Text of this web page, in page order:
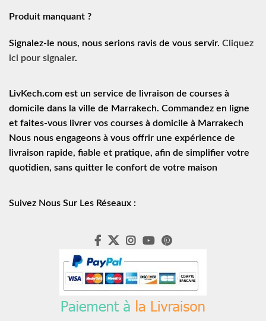
Produit manquant ?
Signalez-le nous, nous serions ravis de vous servir. Cliquez
ici pour signaler.
LivKech.com est un service de
livraison de courses à
domicile dans la ville de Marrakech. Commandez en ligne
et faites-vous livrer vos courses à domicile à Marrakech
Nous nous engageons à vous offrir une expérience de
livraison rapide, fiable et pratique, afin de simplifier votre
quotidien, sans quitter le confort de votre maison
Suivez Nous Sur Les Réseaux :